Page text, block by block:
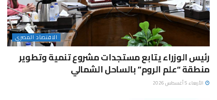
الاقتصاد المصرى
رئيس الوزراء يتابع مستجدات مشروع تنمية وتطوير
منطقة “علم الروم” بالساحل الشمالي
الأربعاء 5 أغسطس 2026